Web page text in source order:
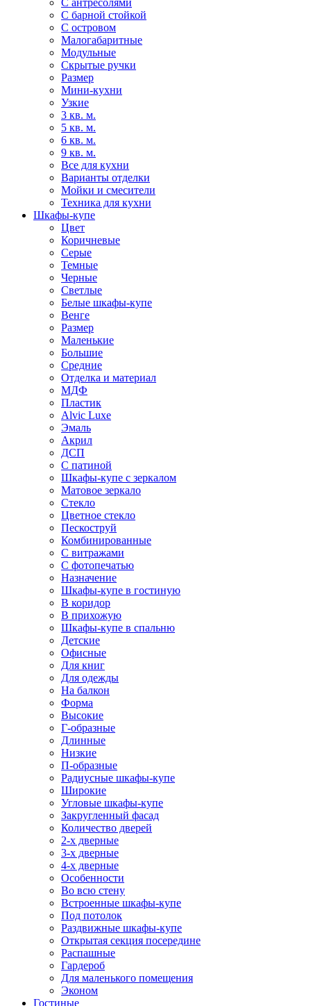
С антресолями
С барной стойкой
С островом
Малогабаритные
Модульные
Скрытые ручки
Размер
Мини-кухни
Узкие
3 кв. м.
5 кв. м.
6 кв. м.
9 кв. м.
Все для кухни
Варианты отделки
Мойки и смесители
Техника для кухни
Шкафы-купе
Цвет
Коричневые
Серые
Темные
Черные
Светлые
Белые шкафы-купе
Венге
Размер
Маленькие
Большие
Средние
Отделка и материал
МДФ
Пластик
Alvic Luxe
Эмаль
Акрил
ДСП
С патиной
Шкафы-купе с зеркалом
Матовое зеркало
Стекло
Цветное стекло
Пескоструй
Комбинированные
С витражами
С фотопечатью
Назначение
Шкафы-купе в гостиную
В коридор
В прихожую
Шкафы-купе в спальню
Детские
Офисные
Для книг
Для одежды
На балкон
Форма
Высокие
Г-образные
Длинные
Низкие
П-образные
Радиусные шкафы-купе
Широкие
Угловые шкафы-купе
Закругленный фасад
Количество дверей
2-х дверные
3-х дверные
4-х дверные
Особенности
Во всю стену
Встроенные шкафы-купе
Под потолок
Раздвижные шкафы-купе
Открытая секция посередине
Распашные
Гардероб
Для маленького помещения
Эконом
Гостиные